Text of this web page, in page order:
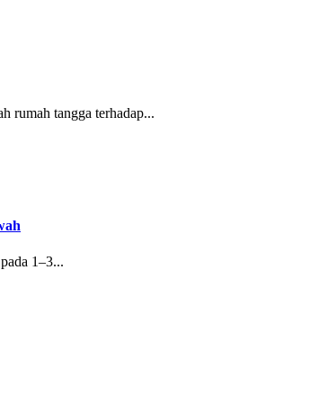
rumah tangga terhadap...
1–3...